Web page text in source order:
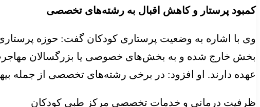
کمبود پرستار و کاهش اقبال به رشته‌های تخصصی
وی با اشاره به وضعیت پرستاری کودکان گفت: حوزه پرستاری
بخش خارج شده و به بخش‌های خصوصی یا بزرگسالان مهاجرت
عهده دارند. او افزود: در برخی رشته‌های تخصصی از جمله
ظرفیت درمانی و خدمات تخصصی مرکز طبی کودکان